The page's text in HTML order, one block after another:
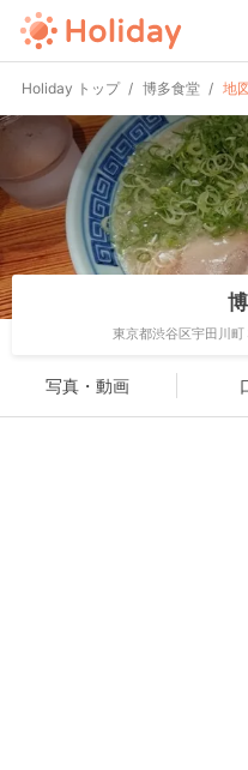
Holiday トップ 博多食堂 地
東京都渋谷区宇田川
写真・動画